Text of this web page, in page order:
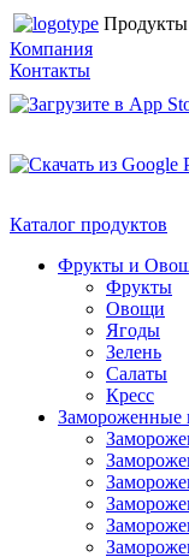
Продукты
Компания
Контакты
Каталог продуктов
Фрукты и
Фрукты
Овощи
Ягоды
Зелень
Салаты
Кресс
Замороженные